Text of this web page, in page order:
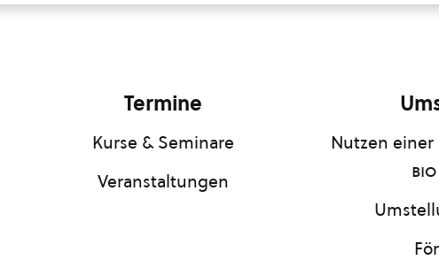
Termine
Kurse & Seminare
Veranstaltungen
Nutzen